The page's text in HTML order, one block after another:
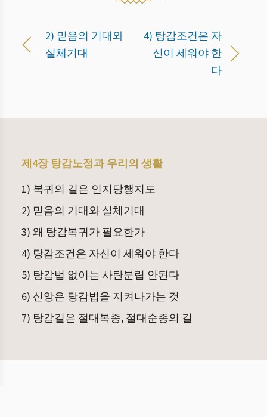
2) 믿음의 기대와
실체기대
4) 탕감조건은 자
신이 세워야 한
다
제4장 탕감노정과 우리의 생활
1) 복귀의 길은 인지당행지도
2) 믿음의 기대와 실체기대
3) 왜 탕감복귀가 필요한가
4) 탕감조건은 자신이 세워야 한다
5) 탕감법 없이는 사탄분립 안된다
6) 신앙은 탕감법을 지켜나가는 것
7) 탕감길은 절대복종, 절대순종의 길